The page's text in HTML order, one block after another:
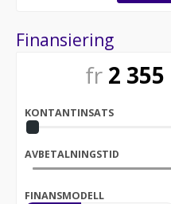
Finansiering
fr 2 355
KONTANTINSATS
AVBETALNINGSTID
FINANSMODELL